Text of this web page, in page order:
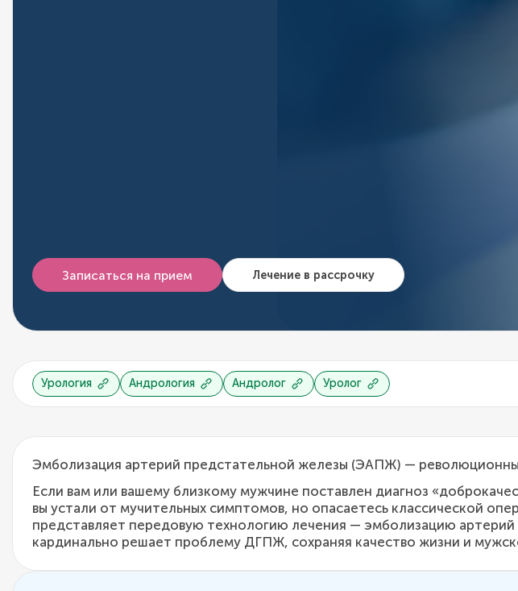
Записаться на прием Лечение в рассрочку
Урология Андрология Андролог Уролог
Эмболизация артерий предстательной железы (ЭАПЖ) —
Если вам или вашему близкому мужчине поставлен диагноз
вы устали от мучительных симптомов, но опасаетесь классической
представляет передовую технологию лечения — эмболизацию
кардинально решает проблему ДГПЖ, сохраняя качество жизни и